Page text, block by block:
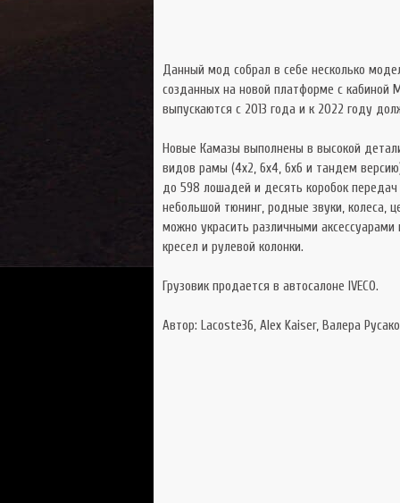
Данный мод собрал в себе несколько
созданных на новой платформе с кабиной
выпускаются с 2013 года и к 2022 году
Новые Камазы выполнены в высокой
видов рамы (4х2, 6х4, 6х6 и тандем
до 598 лошадей и десять коробок
небольшой тюнинг, родные звуки, колеса,
можно украсить различными аксессуарами
кресел и рулевой колонки.
Грузовик продается в автосалоне IVECO.
Автор: Lacoste36, Alex Kaiser, Валера